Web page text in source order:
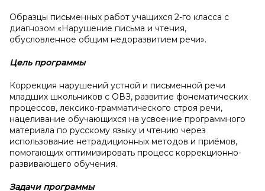
Образцы письменных работ учащихся 2-го класса с
диагнозом «Нарушение письма и чтения,
обусловленное общим недоразвитием речи».
Цель программы
Коррекция нарушений устной и письменной речи
младших школьников с ОВЗ, развитие фонематических
процессов, лексико-грамматического строя речи,
нацеливание обучающихся на усвоение программного
материала по русскому языку и чтению через
использование нетрадиционных методов и приёмов,
помогающих оптимизировать процесс коррекционно-
развивающего обучения.
Задачи программы